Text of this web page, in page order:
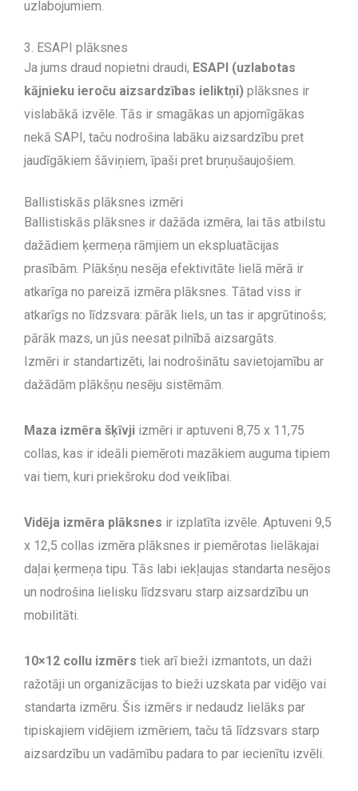
uzlabojumiem.
3. ESAPI plāksnes
Ja jums draud nopietni draudi, ESAPI (uzlabotas
kājnieku ieroču aizsardzības ieliktņi) plāksnes ir
vislabākā izvēle. Tās ir smagākas un apjomīgākas
nekā SAPI, taču nodrošina labāku aizsardzību pret
jaudīgākiem šāviņiem, īpaši pret bruņušaujošiem.
Ballistiskās plāksnes izmēri
Ballistiskās plāksnes ir dažāda izmēra, lai tās atbilstu
dažādiem ķermeņa rāmjiem un ekspluatācijas
prasībām. Plākšņu nesēja efektivitāte lielā mērā ir
atkarīga no pareizā izmēra plāksnes. Tātad viss ir
atkarīgs no līdzsvara: pārāk liels, un tas ir apgrūtinošs;
pārāk mazs, un jūs neesat pilnībā aizsargāts.
Izmēri ir standartizēti, lai nodrošinātu savietojamību ar
dažādām plākšņu nesēju sistēmām.
Maza izmēra šķīvji izmēri ir aptuveni 8,75 x 11,75
collas, kas ir ideāli piemēroti mazākiem auguma tipiem
vai tiem, kuri priekšroku dod veiklībai.
Vidēja izmēra plāksnes ir izplatīta izvēle. Aptuveni 9,5
x 12,5 collas izmēra plāksnes ir piemērotas lielākajai
daļai ķermeņa tipu. Tās labi iekļaujas standarta nesējos
un nodrošina lielisku līdzsvaru starp aizsardzību un
mobilitāti.
10×12 collu izmērs tiek arī bieži izmantots, un daži
ražotāji un organizācijas to bieži uzskata par vidējo vai
standarta izmēru. Šis izmērs ir nedaudz lielāks par
tipiskajiem vidējiem izmēriem, taču tā līdzsvars starp
aizsardzību un vadāmību padara to par iecienītu izvēli.